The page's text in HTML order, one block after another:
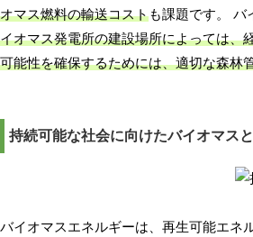
オマス燃料の輸送コストも課題です。 バ
イオマス発電所の建設場所によっては、
可能性を確保するためには、適切な森林
持続可能な社会に向けたバイオマス
バイオマスエネルギーは、再生可能エネ